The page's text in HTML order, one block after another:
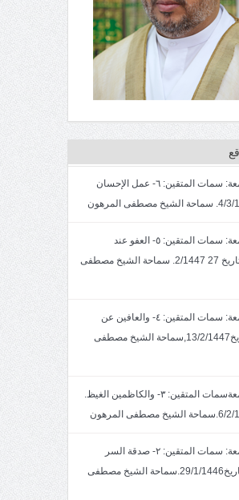
خطبة الجمعة: سمات المتقين: ٦- عمل الإحسان
خطبة الجمعة: سمات المتقين: ٥- العفو عند
المقدرة. بتاريخ 27 2/1447. سماحة الشيخ مصطفى
خطبة الجمعة: سمات المتقين: ٤- والعافين عن
الناس.بتاريخ13/2/1447,سماحة الشيخ مصطفى
خطبة الجمعةسمات المتقين: ٣- والكاظمين الغيظ.
خطبة الجمعة: سمات المتقين: ٢- صدقة السر
والعلن.. بتاريخ29/1/1446.سماحة الشيخ مصطفى